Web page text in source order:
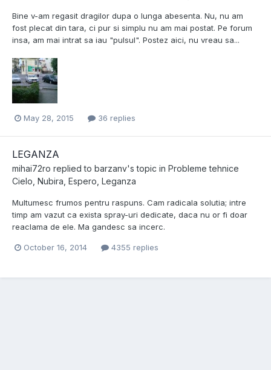
Bine v-am regasit dragilor dupa o lunga abesenta. Nu, nu am
fost plecat din tara, ci pur si simplu nu am mai postat. Pe forum
insa, am mai intrat sa iau "pulsul". Postez aici, nu vreau sa...
May 28, 2015 36 replies
LEGANZA
mihai72ro replied to barzanv's topic in Probleme tehnice
Cielo, Nubira, Espero, Leganza
Multumesc frumos pentru raspuns. Cam radicala solutia; intre
timp am vazut ca exista spray-uri dedicate, daca nu or fi doar
reaclama de ele. Ma gandesc sa incerc.
October 16, 2014 4355 replies